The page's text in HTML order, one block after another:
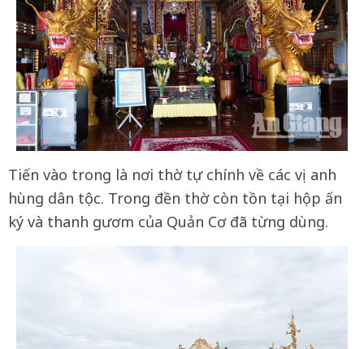
Tiến vào trong là nơi thờ tự chính về các vị anh
hùng dân tộc. Trong đền thờ còn tồn tại hộp ấn
ký và thanh gươm của Quản Cơ đã từng dùng.